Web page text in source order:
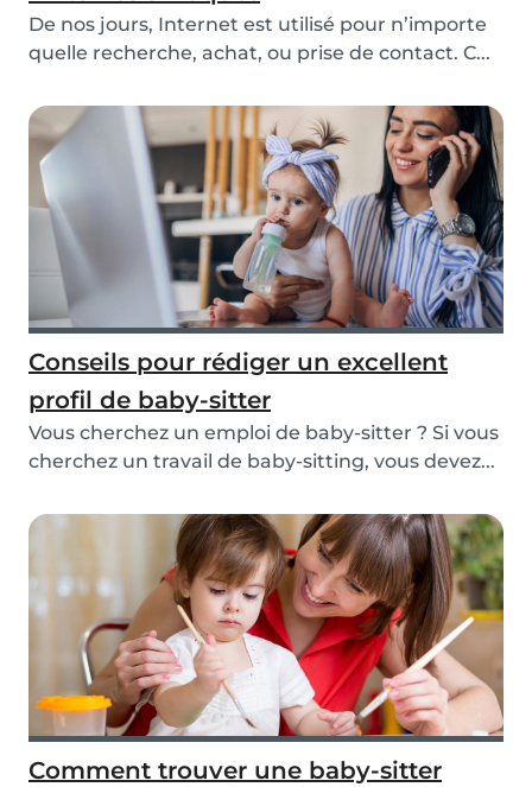
De nos jours, Internet est utilisé pour n’importe
quelle recherche, achat, ou prise de contact. C...
Conseils pour rédiger un excellent
profil de baby-sitter
Vous cherchez un emploi de baby-sitter ? Si vous
cherchez un travail de baby-sitting, vous devez...
Comment trouver une baby-sitter